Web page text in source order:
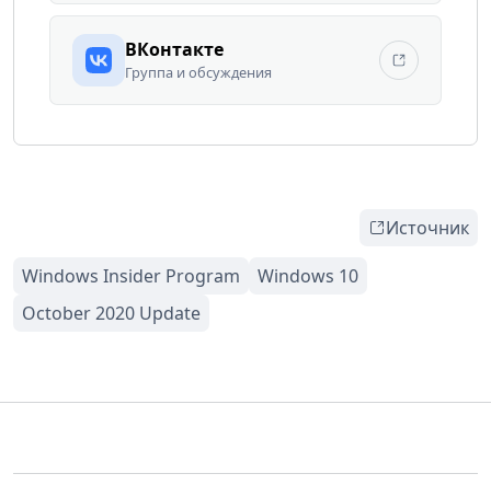
ВКонтакте
Группа и обсуждения
Источник